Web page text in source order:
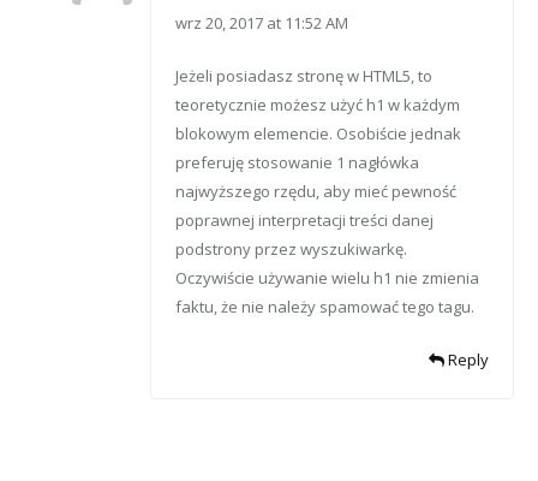
wrz 20, 2017 at 11:52 AM
Jeżeli posiadasz stronę w HTML5, to
teoretycznie możesz użyć h1 w każdym
blokowym elemencie. Osobiście jednak
preferuję stosowanie 1 nagłówka
najwyższego rzędu, aby mieć pewność
poprawnej interpretacji treści danej
podstrony przez wyszukiwarkę.
Oczywiście używanie wielu h1 nie zmienia
faktu, że nie należy spamować tego tagu.
Reply